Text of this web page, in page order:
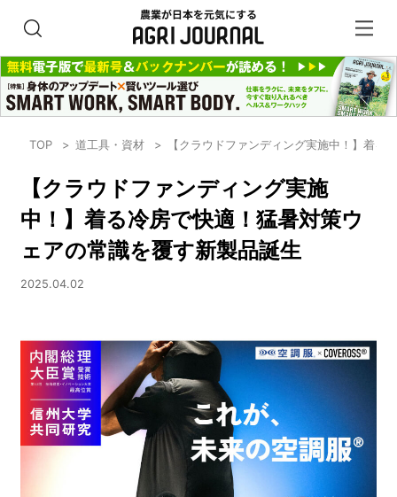
TOP 道工具・資材 【クラウドファンディング実施中！】着
【クラウドファンディング実施
中！】着る冷房で快適！猛暑対策ウ
ェアの常識を覆す新製品誕生
2025.04.02